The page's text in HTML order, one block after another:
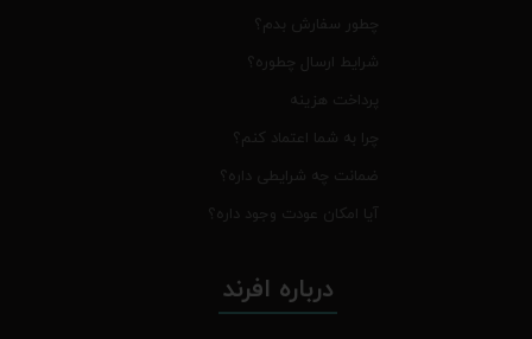
چطور سفارش بدم؟
شرایط ارسال چطوره؟
پرداخت هزینه
چرا به شما اعتماد کنم؟
ضمانت چه شرایطی داره؟
آیا امکان عودت وجود داره؟
درباره افرند